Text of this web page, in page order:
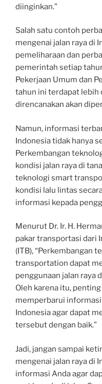
diinginkan.”
Salah satu contoh
mengenai jalan raya di
pemeliharaan dan
pemerintah setiap
Pekerjaan Umum dan
tahun ini terdapat lebih
direncanakan akan
Namun, informasi
Indonesia tidak hanya
Perkembangan
kondisi jalan raya di
teknologi smart
kondisi lalu lintas
informasi kepada
Menurut Dr. Ir. H.
pakar transportasi dari
(ITB), “Perkembangan
transportation dapat
penggunaan jalan raya
Oleh karena itu,
memperbarui
Indonesia agar dapat
tersebut dengan baik.”
Jadi, jangan sampai
mengenai jalan raya di
informasi Anda agar